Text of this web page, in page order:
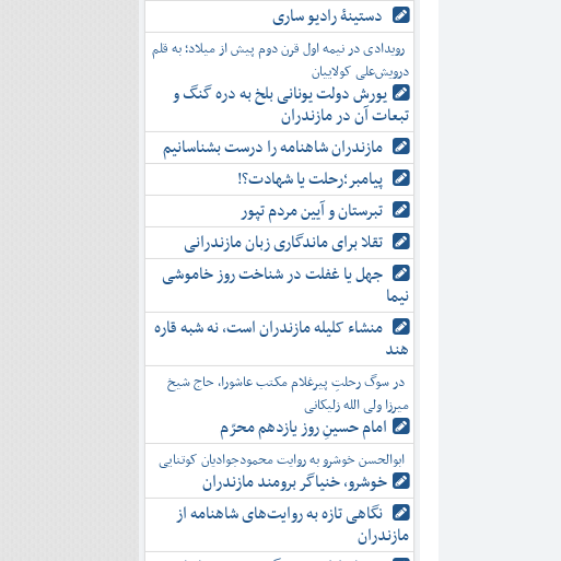
دستینۀ رادیو ساری
رویدادی در نیمه اول قرن دوم پیش از میلاد؛ به قلم
درویش‌علی کولاییان
یورش دولت یونانی بلخ به دره گنگ و
تبعات آن در مازندران
مازندران شاهنامه را درست بشناسانیم
پیامبر؛رحلت یا شهادت؟!
تبرستان و آیین مردم تپور
تقلا برای ماندگاری زبان مازندرانی
جهل یا غفلت در شناخت روز خاموشی
نیما
منشاء کلیله مازندران است، نه شبه قاره
هند
در سوگ رحلتِ پیرغلام مکتب عاشورا، حاج شیخ
میرزا ولی الله زلیکانی
امام حسینِ روز یازدهم محرّم
ابوالحسن خوشرو به روایت محمودجوادیان کوتنایی
خوشرو، خنياگر برومند مازندران
نگاهی تازه به روایت‌های شاهنامه از
مازندران